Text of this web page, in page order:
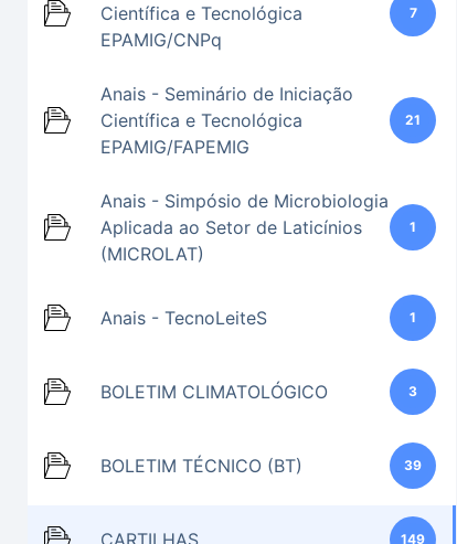
Científica e Tecnológica
EPAMIG/CNPq
7
Anais - Seminário de Iniciação
Científica e Tecnológica
EPAMIG/FAPEMIG
21
Anais - Simpósio de Microbiologia
Aplicada ao Setor de Laticínios
(MICROLAT)
1
Anais - TecnoLeiteS 1
BOLETIM CLIMATOLÓGICO 3
BOLETIM TÉCNICO (BT) 39
149